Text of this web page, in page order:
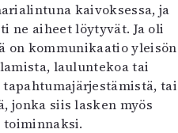
kaivoksessa, ja
ne aiheet löytyvät. Ja oli
on kommunikaatio yleisön
lauluntekoa tai
tai
jonka siis lasken myös